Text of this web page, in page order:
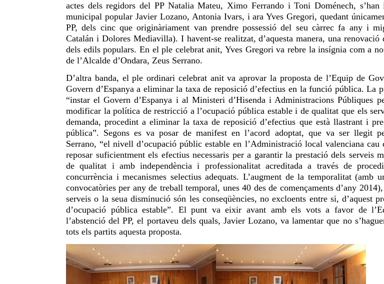
actes dels regidors del PP Natalia Mateu, Ximo Ferrando i Toni Doménech,
municipal popular Javier Lozano, Antonia Ivars, i ara Yves Gregori, quedant
PP, dels cinc que originàriament van prendre possessió del seu càrrec fa any i
Catalán i Dolores Mediavilla). I havent-se realitzat, d’aquesta manera, una renovació
dels edils populars. En el ple celebrat anit, Yves Gregori va rebre la insígnia com a
de l’Alcalde d’Ondara, Zeus Serrano.
D’altra banda, el ple ordinari celebrat anit va aprovar la proposta de l’Equip de
Govern d’Espanya a eliminar la taxa de reposició d’efectius en la funció pública. La
“instar el Govern d’Espanya i al Ministeri d’Hisenda i Administracions Públiques
modificar la política de restricció a l’ocupació pública estable i de qualitat que els
demanda, procedint a eliminar la taxa de reposició d’efectius que està llastrant i
pública”. Segons es va posar de manifest en l’acord adoptat, que va ser llegit
Serrano, “el nivell d’ocupació públic estable en l’Administració local valenciana cau
reposar suficientment els efectius necessaris per a garantir la prestació dels serveis
de qualitat i amb independència i professionalitat acreditada a través de
concurrència i mecanismes selectius adequats. L’augment de la temporalitat (amb
convocatòries per any de treball temporal, unes 40 des de començaments d’any
serveis o la seua disminució són les conseqüències, no excloents entre si, d’aquest
d’ocupació pública estable”. El punt va eixir avant amb els vots a favor de
l’abstenció del PP, el portaveu dels quals, Javier Lozano, va lamentar que no
tots els partits aquesta proposta.